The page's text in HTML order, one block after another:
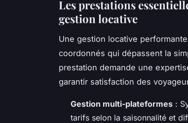
Les prestations
gestion locative
Une gestion locative
coordonnés qui dépassent la
prestation demande une
garantir satisfaction des
Gestion multi-plateformes :
tarifs selon la saisonnalité et